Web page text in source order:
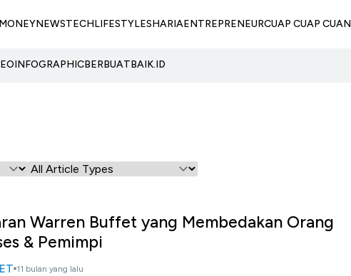
NEWSTECHLIFESTYLESHARIAENTREPRENEURCUAP CUAP CUAN
INFOGRAPHICBERBUATBAIK.ID
Warren Buffet yang Membedakan Orang
& Pemimpi
11 bulan yang lalu